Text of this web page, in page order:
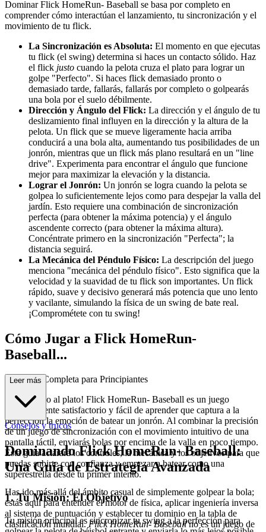
Dominar Flick HomeRun- Baseball se basa por completo en
comprender cómo interactúan el lanzamiento, tu sincronización y el
movimiento de tu flick.
La Sincronización es Absoluta: El momento en que ejecutas
tu flick (el swing) determina si haces un contacto sólido. Haz
el flick justo cuando la pelota cruza el plato para lograr un
golpe "Perfecto". Si haces flick demasiado pronto o
demasiado tarde, fallarás, fallarás por completo o golpearás
una bola por el suelo débilmente.
Dirección y Ángulo del Flick: La dirección y el ángulo de tu
deslizamiento final influyen en la dirección y la altura de la
pelota. Un flick que se mueve ligeramente hacia arriba
conducirá a una bola alta, aumentando tus posibilidades de un
jonrón, mientras que un flick más plano resultará en un "line
drive". Experimenta para encontrar el ángulo que funcione
mejor para maximizar la elevación y la distancia.
Lograr el Jonrón: Un jonrón se logra cuando la pelota se
golpea lo suficientemente lejos como para despejar la valla del
jardín. Esto requiere una combinación de sincronización
perfecta (para obtener la máxima potencia) y el ángulo
ascendente correcto (para obtener la máxima altura).
Concéntrate primero en la sincronización "Perfecta"; la
distancia seguirá.
La Mecánica del Péndulo Físico: La descripción del juego
menciona "mecánica del péndulo físico". Esto significa que la
velocidad y la suavidad de tu flick son importantes. Un flick
rápido, suave y decisivo generará más potencia que uno lento
y vacilante, simulando la física de un swing de bate real.
¡Comprométete con tu swing!
Cómo Jugar a Flick HomeRun-
Baseball...
: Tu Guía Completa para Principiantes
¡Bienvenido al plato! Flick HomeRun- Baseball es un juego
increíblemente satisfactorio y fácil de aprender que captura a la
perfección la emoción de batear un jonrón. Al combinar la precisión
de un juego de sincronización con el movimiento intuitivo de una
pantalla táctil, enviarás bolas por encima de la valla en poco tiempo.
Esta guía aclarará los controles, la mecánica y los objetivos para que
puedas subirte con confianza y empezar a batear como una
superestrella desde tu primer intento.
1. Tu Misión: El Objetivo
Tu misión principal es sincronizar tu swing a la perfección para
Leer más
Consejos y trucos
Dominando Flick HomeRun- Baseball:
Una Guía de Estrategia Avanzada
Has ido más allá del ámbito casual de simplemente golpear la bola;
estás aquí para entender el motor de física, aplicar ingeniería inversa
al sistema de puntuación y establecer tu dominio en la tabla de
clasificación mundial.Flick HomeRun- Baseballno es un juego de